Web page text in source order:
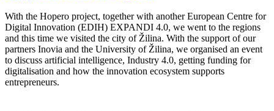
With the Hopero project, together with another European Centre for
Digital Innovation (EDIH) EXPANDI 4.0, we went to the regions
and this time we visited the city of Žilina. With the support of our
partners Inovia and the University of Žilina, we organised an event
to discuss artificial intelligence, Industry 4.0, getting funding for
digitalisation and how the innovation ecosystem supports
entrepreneurs.